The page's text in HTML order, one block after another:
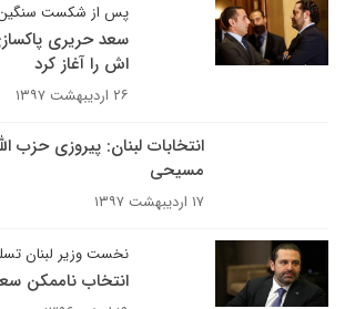
پس از شکست سنگین
سعد حریری
اش را آغاز کرد
۲۶ اردیبهشت ۱۳۹۷
انتخابات لبنان: پیروزی حزب
مسیحی
۱۷ اردیبهشت ۱۳۹۷
نخست وزیر لبنان
انتخاب ناممکن